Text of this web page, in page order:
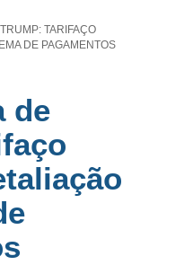
TARIFAÇO
DE PAGAMENTOS
de